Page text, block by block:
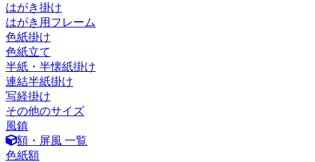
はがき掛け
はがき用フレーム
色紙掛け
色紙立て
半紙・半懐紙掛け
連結半紙掛け
写経掛け
その他のサイズ
風鎮
額・屏風 一覧
色紙額